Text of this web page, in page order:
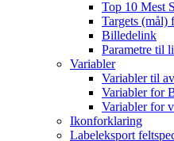
Top 10 Mest
Targets (mål)
Billedelink
Parametre til
Variabler
Variabler til
Variabler for
Variabler for
Ikonforklaring
Labeleksport